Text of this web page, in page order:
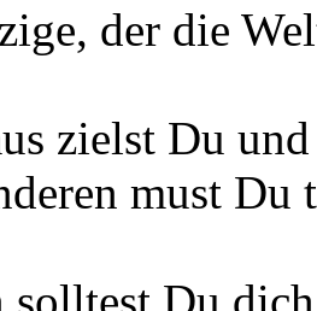
der die
zielst Du
must
solltest Du